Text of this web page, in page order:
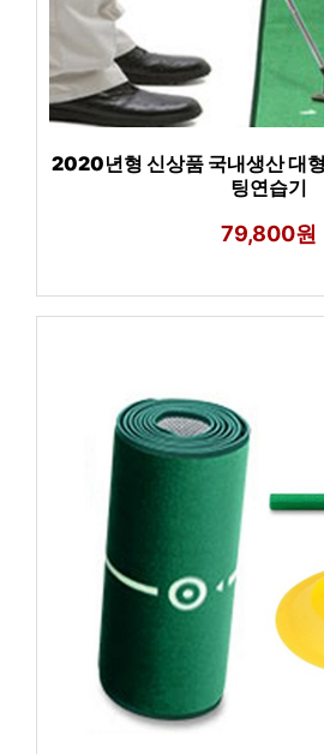
2020년형 신상품 국내생산 대
팅연습기
79,800원